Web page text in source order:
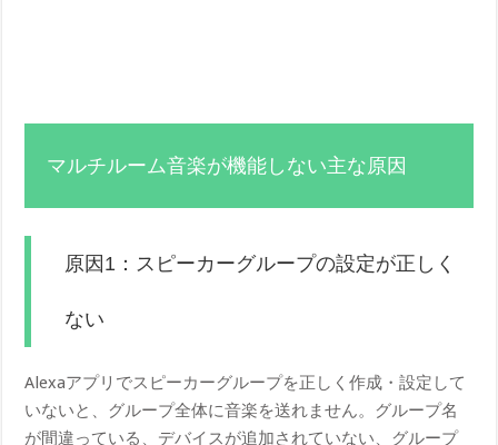
マルチルーム音楽が機能しない主な原因
原因1：スピーカーグループの設定が正しく
ない
Alexaアプリでスピーカーグループを正しく作成・設定して
いないと、グループ全体に音楽を送れません。グループ名
が間違っている、デバイスが追加されていない、グループ